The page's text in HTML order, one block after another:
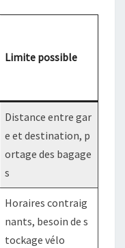
Limite possible
Distance entre gar
e et destination, p
ortage des bagage
s
Horaires contraig
nants, besoin de s
tockage vélo